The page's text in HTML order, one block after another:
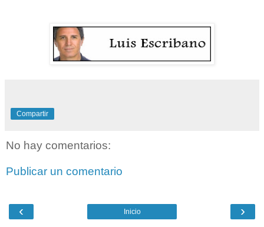
Compartir
No hay comentarios:
Publicar un comentario
‹ ›
Inicio